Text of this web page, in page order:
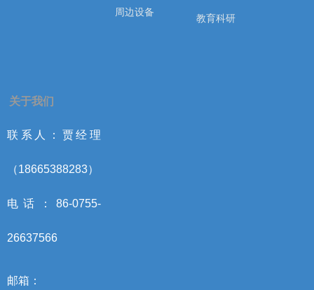
周边设备
教育科研
联系人：贾经理
（18665388283）
电话：86-0755-
26637566
邮箱：
关于我们